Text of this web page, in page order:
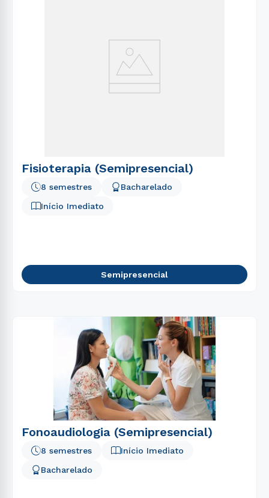
Fisioterapia (Semipresencial)
Bacharelado
8 semestres
Início Imediato
Semipresencial
Fonoaudiologia (Semipresencial)
8 semestres
Início Imediato
Bacharelado